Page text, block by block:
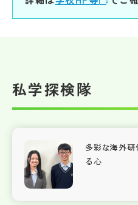
私学探検隊
多彩な海外
る心